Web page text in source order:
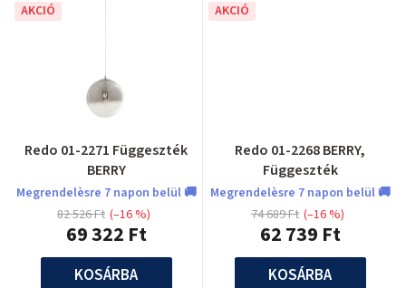
AKCIÓ
Redo 01-2271 Függeszték
BERRY
Megrendelèsre 7 napon belül 🚚
69 322 Ft
82 526 Ft (–16 %)
KOSÁRBA
AKCIÓ
Redo 01-2268 BERRY,
Függeszték
Megrendelèsre 7 napon belül 🚚
62 739 Ft
74 689 Ft (–16 %)
KOSÁRBA